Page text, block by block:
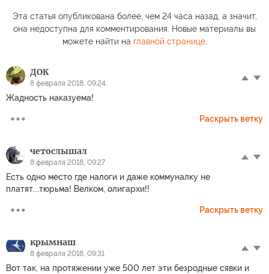
Эта статья опубликована более, чем 24 часа назад, а значит,
она недоступна для комментирования. Новые материалы вы
можете найти на главной странице.
ДОК
8 февраля 2018, 09:24
Жадность наказуема!
Раскрыть ветку
четослышал
8 февраля 2018, 09:27
Есть одно место где налоги и даже коммуналку не
платят....тюрьма! Велком, олигархи!!
Раскрыть ветку
крымнаш
8 февраля 2018, 09:31
Вот так, на протяжении уже 500 лет эти безродные сявки и